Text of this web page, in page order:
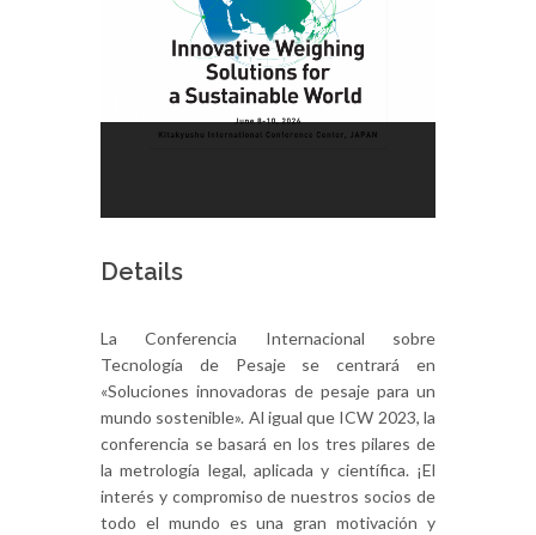
Details
La Conferencia Internacional sobre
Tecnología de Pesaje se centrará en
«Soluciones innovadoras de pesaje para un
mundo sostenible». Al igual que ICW 2023, la
conferencia se basará en los tres pilares de
la metrología legal, aplicada y científica. ¡El
interés y compromiso de nuestros socios de
todo el mundo es una gran motivación y